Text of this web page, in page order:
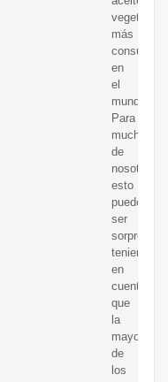
vegetal
más
consumido
en
el
mundo.
Para
muchos
de
nosotros,
esto
puede
ser
teniendo
en
cuenta
que
la
mayoría
de
los